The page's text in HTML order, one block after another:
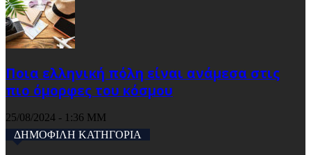
Ποια ελληνική πόλη είναι ανάμεσα στις
πιο όμορφες του κόσμου
25/08/2024 - 1:36 ΜΜ
ΔΗΜΟΦΙΛΗ ΚΑΤΗΓΟΡΙΑ